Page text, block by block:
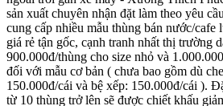
sản xuất chuyên nhận đặt làm theo yêu
cung cấp nhiều mẫu thùng bán nước/
giá rẻ tận gốc, cạnh tranh nhất thị trường
900.000đ/thùng cho size nhỏ và
đối với mẫu cơ bản ( chưa bao gồm dù
150.000đ/cái và bệ xếp: 150.000đ/cái ).
từ 10 thùng trở lên sẽ được chiết khấu